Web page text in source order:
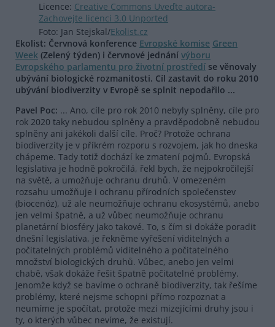
Licence: Creative Commons Uveďte autora-
Zachovejte licenci 3.0 Unported
Foto: Jan Stejskal/Ekolist.cz
Ekolist: Červnová konference Evropské komise Green
Week (Zelený týden) i červnové jednání výboru
Evropského parlamentu pro životní prostředí se věnovaly
ubývání biologické rozmanitosti. Cíl zastavit do roku 2010
ubývání biodiverzity v Evropě se splnit nepodařilo ...
Pavel Poc: ... Ano, cíle pro rok 2010 nebyly splněny, cíle pro
rok 2020 taky nebudou splněny a pravděpodobně nebudou
splněny ani jakékoli další cíle. Proč? Protože ochrana
biodiverzity je v příkrém rozporu s rozvojem, jak ho dneska
chápeme. Tady totiž dochází ke zmatení pojmů. Evropská
legislativa je hodně pokročilá, řekl bych, že nejpokročilejší
na světě, a umožňuje ochranu druhů. V omezeném
rozsahu umožňuje i ochranu přírodních společenstev
(biocenóz), už ale neumožňuje ochranu ekosystémů, anebo
jen velmi špatně, a už vůbec neumožňuje ochranu
planetární biosféry jako takové. To, s čím si dokáže poradit
dnešní legislativa, je řekněme vyřešení viditelných a
počitatelných problémů viditelného a počitatelného
množství biologických druhů. Vůbec, anebo jen velmi
chabě, však dokáže řešit špatně počitatelné problémy.
Jenomže když se bavíme o ochraně biodiverzity, tak řešíme
problémy, které nejsme schopni přímo rozpoznat a
neumíme je spočítat, protože mezi mizejícími druhy jsou i
ty, o kterých vůbec nevíme, že existují.